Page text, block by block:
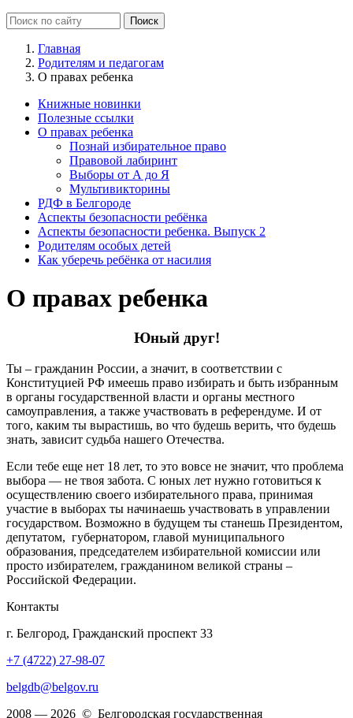
Главная
Родителям и педагогам
О правах ребенка
Книжные новинки
Полезные ссылки
О правах ребенка
Познай избирательное право
Правовой лабиринт
Выборы от А до Я
Мультивикторины
РДФ в Белгороде
Аспекты безопасности ребёнка
Аспекты безопасности ребенка. Выпуск 2
Родителям особых детей
Как уберечь ребёнка от насилия
О правах ребенка
Юный друг!
Ты – гражданин России, а значит, в соответствии с
Конституцией РФ имеешь право избирать и быть избранным
в органы государственной власти и органы местного
самоуправления, а также участвовать в референдуме. И от
того, каким ты вырастишь, во что будешь верить, что будешь
знать, зависит судьба нашего Отечества.
Если тебе еще нет 18 лет, то это вовсе не значит, что проблема
выбора — не твоя забота. С юных лет нужно готовиться к
осуществлению своего избирательного права, принимая
участие в выборах ты начинаешь участвовать в управлении
государством. Возможно в будущем ты станешь Президентом,
депутатом, губернатором, главой муниципального
образования, председателем избирательной комиссии или
просто избирателем, гражданином великой страны –
Российской Федерации.
Контакты
г. Белгород, Гражданский проспект 33
+7 (4722) 27-98-07
belgdb@belgov.ru
2008 — 2026 © Белгородская государственная